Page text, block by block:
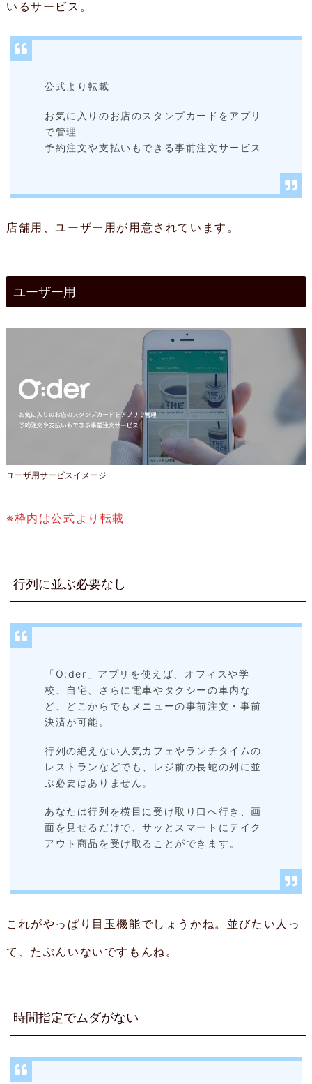
2.
列
並
し
2.
時
指
ム
ダ
が
い
2.
3.
自
動
ス
タ
貯
ま
新
いるサービス。
公式より転載
お気に入りのお店のスタンプカードをアプリ
で管理
予約注文や支払いもできる事前注文サービス
店舗用、ユーザー用が用意されています。
ユーザー用
ユーザ用サービスイメージ
※枠内は公式より転載
行列に並ぶ必要なし
「O:der」アプリを使えば、オフィスや学
校、自宅、さらに電車やタクシーの車内な
ど、どこからでもメニューの事前注文・事前
決済が可能。
行列の絶えない人気カフェやランチタイムの
レストランなどでも、レジ前の長蛇の列に並
ぶ必要はありません。
あなたは行列を横目に受け取り口へ行き、画
面を見せるだけで、サッとスマートにテイク
アウト商品を受け取ることができます。
これがやっぱり目玉機能でしょうかね。並びたい人っ
て、たぶんいないですもんね。
時間指定でムダがない